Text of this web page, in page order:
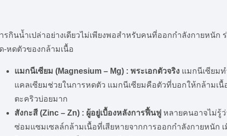
รกินน้ำเปล่าอย่างเดียวไม่เพียงพอสำหรับคนที่ออกกำลังกายหนัก
-หดตัวของกล้ามเนื้อ
แมกนีเซียม (Magnesium – Mg) : พระเอกตัวจริง แมกนีเซียมท
แคลเซียมช่วยในการหดตัว แมกนีเซียมคือตัวที่บอกให้กล้ามเนื้
ตะคริวบ่อยมาก
สังกะสี (Zinc – Zn) : ผู้อยู่เบื้องหลังการฟื้นฟู หลายคนอาจไม่รู้
ซ่อมแซมเซลล์กล้ามเนื้อที่เสียหายจากการออกกำลังกายหนัก